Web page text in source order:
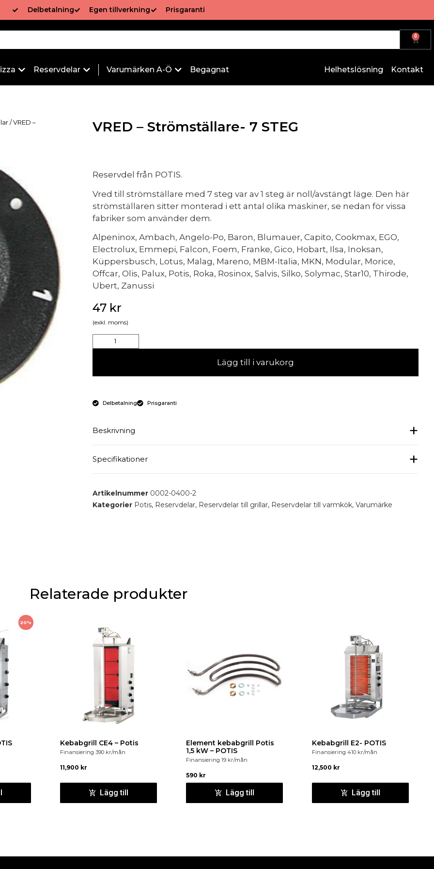
Delbetalning Egen tillverkning Prisgaranti
0
Reservdelar Varumärken A-Ö Begagnat Helhetslösning Kontakt
/ VRED – VRED – Strömställare- 7 STEG
Reservdel från POTIS.
Vred till strömställare med 7 steg var av 1 steg är noll/avstängt läge. Den här
strömställaren sitter monterad i ett antal olika maskiner, se nedan för vissa
fabriker som använder dem.
Alpeninox, Ambach, Angelo-Po, Baron, Blumauer, Capito, Cookmax, EGO,
Electrolux, Emmepi, Falcon, Foem, Franke, Gico, Hobart, Ilsa, Inoksan,
Küppersbusch, Lotus, Malag, Mareno, MBM-Italia, MKN, Modular, Morice,
Offcar, Olis, Palux, Potis, Roka, Rosinox, Salvis, Silko, Solymac, Star10, Thirode,
Ubert, Zanussi
47 kr
(exkl. moms)
Lägg till i varukorg
Delbetalning Prisgaranti
Beskrivning
POTIS
Specifikationer
Artikelnummer 0002-0400-2
Kategorier Potis, Reservdelar, Reservdelar till grillar, Reservdelar till varmkök, Varumärke
Relaterade produkter
20%
Kebabgrill CE4 – Potis
Finansiering 390 kr/mån
11,900 kr
Lägg till
Element kebabgrill Potis
1,5 kW – POTIS
Finansiering 19 kr/mån
590 kr
Lägg till
Kebabgrill E2- POTIS
Finansiering 410 kr/mån
12,500 kr
Lägg till